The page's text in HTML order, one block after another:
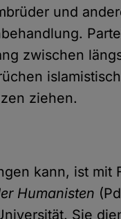
und
zwischen
ziehen.
kann, ist mit
Humanisten
Sie